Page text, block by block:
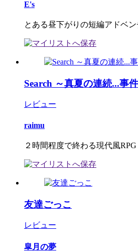
E's
とある昼下がりの短編アドベ
Search ～真夏の連続...事
レビュー
raimu
２時間程度で終わる現代風RPG
友達ごっこ
レビュー
皐月の夢